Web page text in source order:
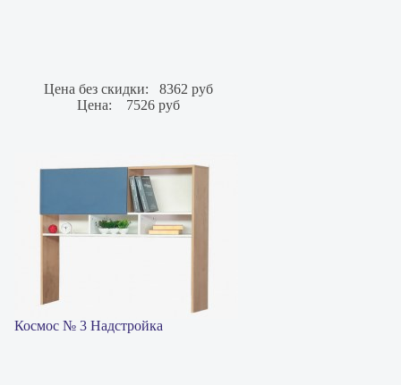
Цена без скидки:
8362 руб
Цена:
7526 руб
Космос № 3 Надстройка